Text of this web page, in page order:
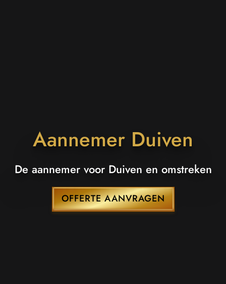
Aannemer Duiven
De aannemer voor Duiven en omstreken
OFFERTE AANVRAGEN
Aannemer Duiven
Koenentimmerwerken: De aannemer voor
Duiven en omstreken
OFFERTE AANVRAGEN